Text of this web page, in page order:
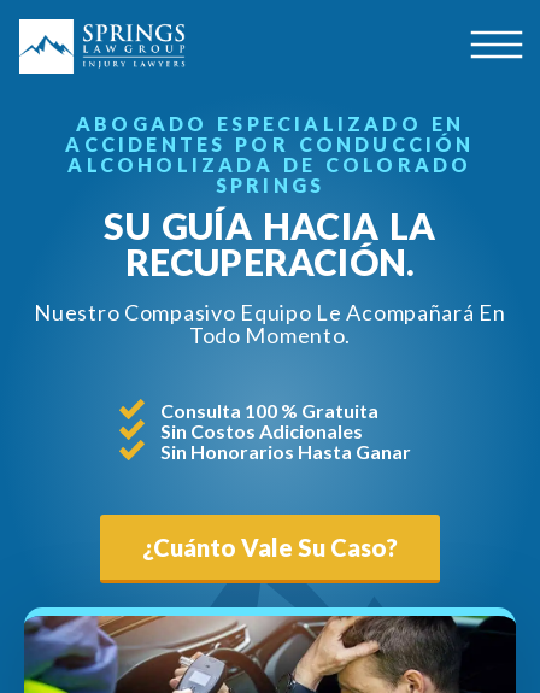
ABOGADO ESPECIALIZADO EN
ACCIDENTES POR CONDUCCIÓN
ALCOHOLIZADA DE COLORADO
SPRINGS
SU GUÍA HACIA LA
RECUPERACIÓN.
Nuestro Compasivo Equipo Le Acompañará En
Todo Momento.
Consulta 100 % Gratuita
Sin Costos Adicionales
Sin Honorarios Hasta Ganar
¿Cuánto Vale Su Caso?